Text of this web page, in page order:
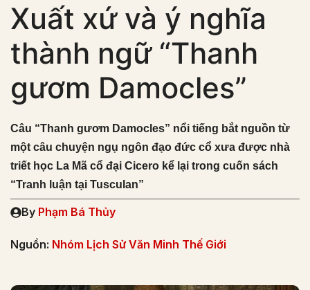
Xuất xứ và ý nghĩa
thành ngữ “Thanh
gươm Damocles”
Câu “Thanh gươm Damocles” nổi tiếng bắt nguồn từ
một câu chuyện ngụ ngôn đạo đức cổ xưa được nhà
triết học La Mã cổ đại Cicero kể lại trong cuốn sách
“Tranh luận tại Tusculan”
By Phạm Bá Thủy
Nguồn: Nhóm Lịch Sử Văn Minh Thế Giới